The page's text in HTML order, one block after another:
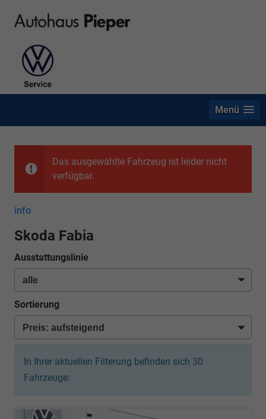
Menü
Das ausgewählte Fahrzeug ist leider nicht
verfügbar.
info
Skoda Fabia
Ausstattungslinie
Sortierung
In Ihrer aktuellen Filterung befinden sich 30
Fahrzeuge: